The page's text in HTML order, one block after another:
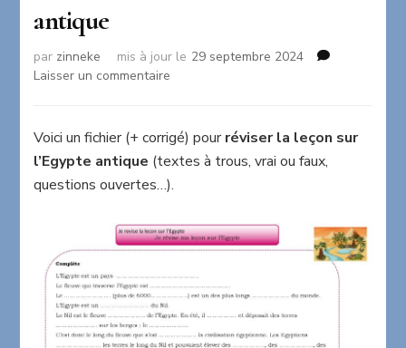
antique
par zinneke mis à jour le 29 septembre 2024
Laisser un commentaire
ma
leçon
sur
l’Egypte
Voici un fichier (+ corrigé) pourréviser la leçon sur
l’Egypte antique (textes à trous, vrai ou faux,
questions ouvertes…).